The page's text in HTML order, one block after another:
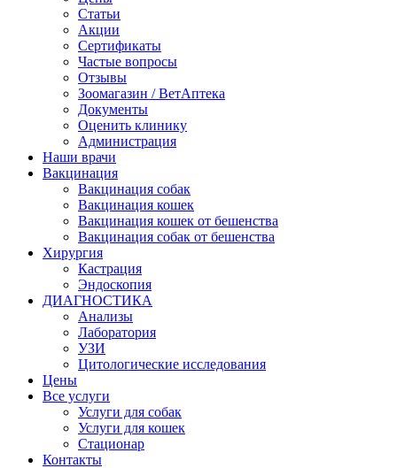
Статьи
Акции
Сертификаты
Частые вопросы
Отзывы
Зоомагазин / ВетАптека
Документы
Оценить клинику
Администрация
Наши врачи
Вакцинация
Вакцинация собак
Вакцинация кошек
Вакцинация кошек от бешенства
Вакцинация собак от бешенства
Хирургия
Кастрация
Эндоскопия
ДИАГНОСТИКА
Анализы
Лаборатория
УЗИ
Цитологические исследования
Цены
Все услуги
Услуги для собак
Услуги для кошек
Стационар
Контакты